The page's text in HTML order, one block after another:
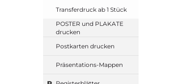
Transferdruck ab 1 Stück
POSTER und PLAKATE
drucken
Postkarten drucken
Präsentations-Mappen